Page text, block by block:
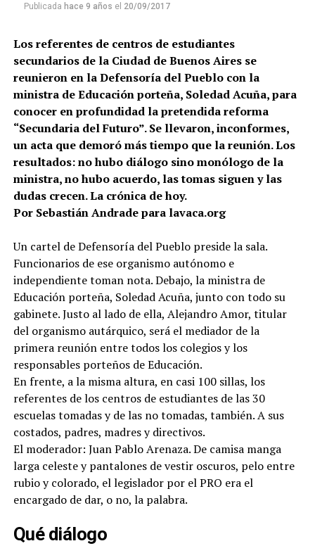
Publicada hace 9 años el 20/09/2017
Los referentes de centros de estudiantes
secundarios de la Ciudad de Buenos Aires se
reunieron en la Defensoría del Pueblo con la
ministra de Educación porteña, Soledad Acuña, para
conocer en profundidad la pretendida reforma
“Secundaria del Futuro”. Se llevaron, inconformes,
un acta que demoró más tiempo que la reunión. Los
resultados: no hubo diálogo sino monólogo de la
ministra, no hubo acuerdo, las tomas siguen y las
dudas crecen. La crónica de hoy.
Por Sebastián Andrade para lavaca.org
Un cartel de Defensoría del Pueblo preside la sala.
Funcionarios de ese organismo autónomo e
independiente toman nota. Debajo, la ministra de
Educación porteña, Soledad Acuña, junto con todo su
gabinete. Justo al lado de ella, Alejandro Amor, titular
del organismo autárquico, será el mediador de la
primera reunión entre todos los colegios y los
responsables porteños de Educación.
En frente, a la misma altura, en casi 100 sillas, los
referentes de los centros de estudiantes de las 30
escuelas tomadas y de las no tomadas, también. A sus
costados, padres, madres y directivos.
El moderador: Juan Pablo Arenaza. De camisa manga
larga celeste y pantalones de vestir oscuros, pelo entre
rubio y colorado, el legislador por el PRO era el
encargado de dar, o no, la palabra.
Qué diálogo